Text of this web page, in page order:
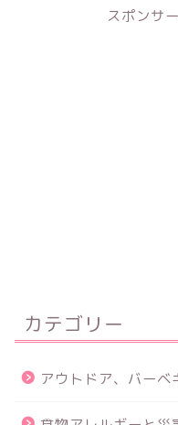
スポンサ
カテゴリー
アウトドア、バーベ